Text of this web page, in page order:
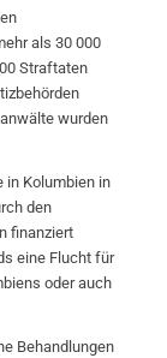
als 30 000
Straftaten
wurden
in Kolumbien in
den
finanziert
eine Flucht für
oder auch
Behandlungen